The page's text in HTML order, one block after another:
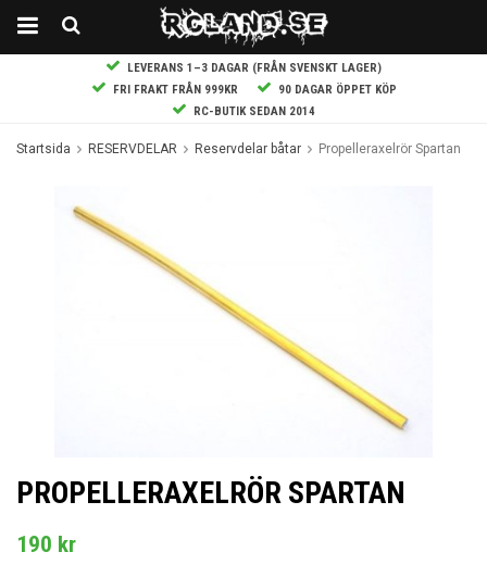
LEVERANS 1–3 DAGAR (FRÅN SVENSKT LAGER)
FRI FRAKT FRÅN 999KR
90 DAGAR ÖPPET KÖP
RC-BUTIK SEDAN 2014
Startsida RESERVDELAR Reservdelar båtar Propelleraxelrör Spartan
PROPELLERAXELRÖR SPARTAN
190 kr